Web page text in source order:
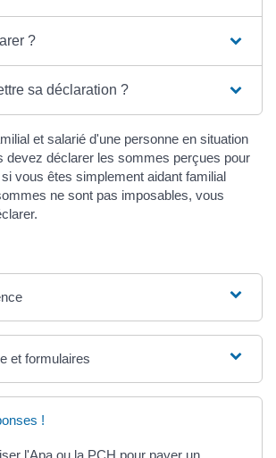
?
sa déclaration ?
et salarié d'une personne en situation
devez déclarer les sommes perçues pour
vous êtes simplement aidant familial
ne sont pas imposables, vous
et formulaires
!
l'Apa ou la PCH pour payer un